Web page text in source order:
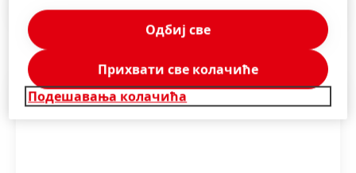
Saopštenje za javnost(138,5 KB)
Подешавања колачића
Одбиј све
Прихвати све колачиће